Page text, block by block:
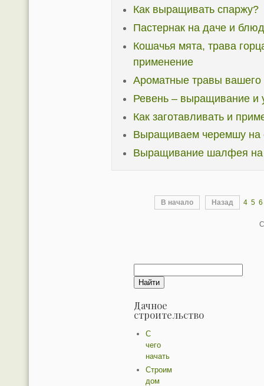
Как выращивать спаржу?
Пастернак на даче и
Кошачья мята, трава
применение
Ароматные травы вашего
Ревень – выращивание и
Как заготавливать и
Выращиваем черемшу на
Выращивание шалфея на
В начало Назад 4 5 6
Дачное
строительство
С
чего
начать
Строим
дом